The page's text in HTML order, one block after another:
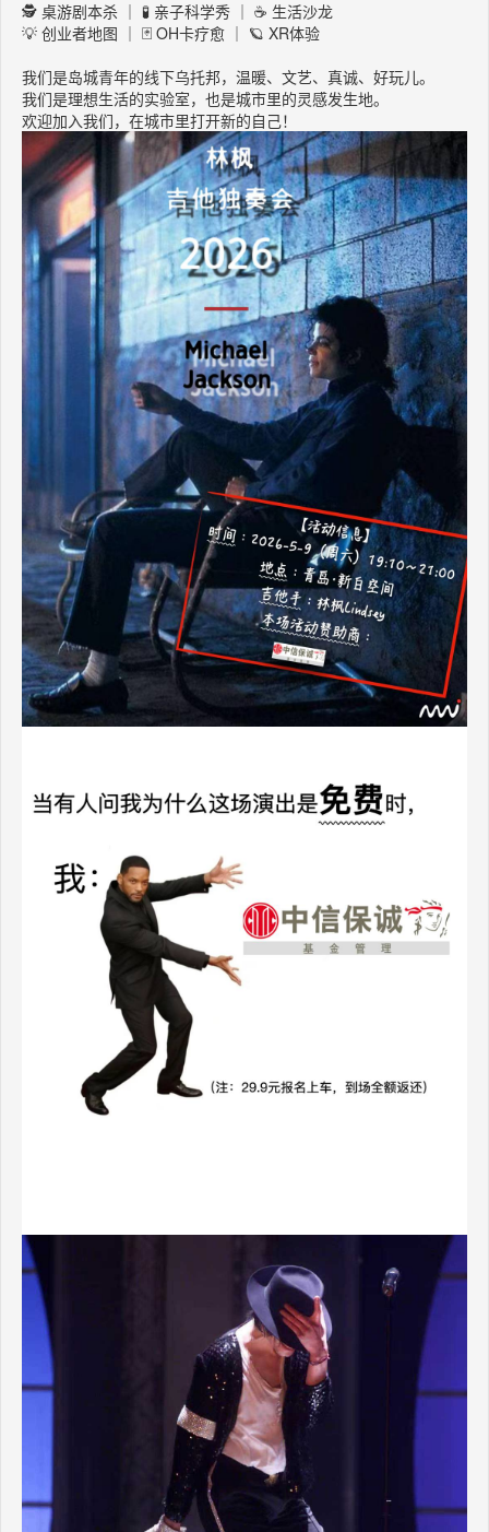
🕵️ 桌游剧本杀 ｜ 🧪 亲子科学秀 ｜ ☕ 生活沙龙
💡 创业者地图 ｜ 🃏 OH卡疗愈 ｜ 🪐 XR体验
我们是岛城青年的线下乌托邦，温暖、文艺、真诚、好玩儿。
我们是理想生活的实验室，也是城市里的灵感发生地。
欢迎加入我们，在城市里打开新的自己！